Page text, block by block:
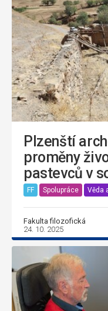
Plzenští
proměny
pastevců v
FF Spolupráce Věda
Fakulta filozofická
24. 10. 2025